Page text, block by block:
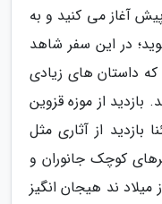
5 هزار سال پیش آغاز می کنید و به
در این سفر شاهد
داستان های زیادی
بازدید از موزه قزوین
بازدید از آثاری مثل
کوچک جانوران و
ند هیجان انگیز